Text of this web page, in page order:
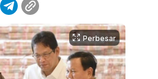
Perbesar